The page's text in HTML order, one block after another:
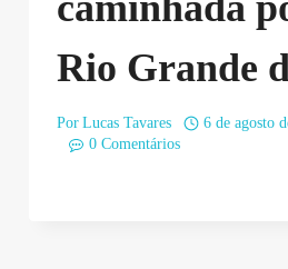
Rio Grande
Por Lucas Tavares
6 de agosto
0 Comentários